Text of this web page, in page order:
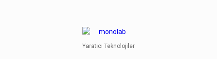
Yaratıcı Teknolojiler